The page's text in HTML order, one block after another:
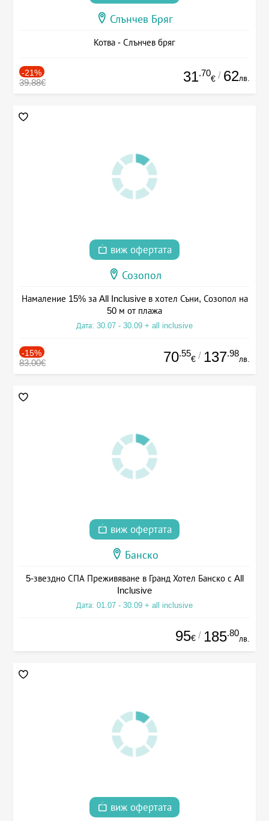
Слънчев Бряг
Котва - Слънчев бряг
-21%
39.88€ 31.70
€ / 62лв.
виж офертата
Созопол
Намаление 15% за All Inclusive в хотел Съни, Созопол на
50 м от плажа
Дата: 30.07 - 30.09 + all inclusive
-15%
83.00€ 70.55
€ / 137.98
лв.
виж офертата
Банско
5-звездно СПА Преживяване в Гранд Хотел Банско с All
Inclusive
Дата: 01.07 - 30.09 + all inclusive
95€ / 185.80
лв.
виж офертата